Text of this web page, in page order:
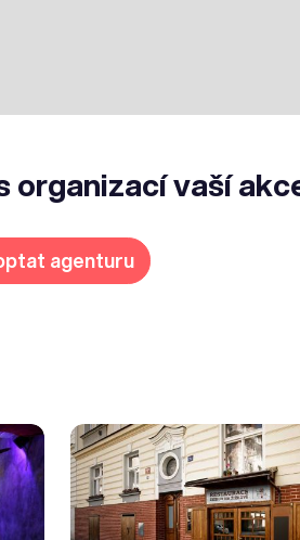
organizací vaší
agenturu